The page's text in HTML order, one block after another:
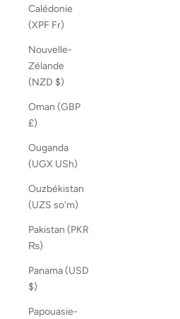
Calédonie
(XPF Fr)
Nouvelle-
Zélande
(NZD $)
Oman (GBP
£)
Ouganda
(UGX USh)
Ouzbékistan
(UZS so'm)
Pakistan (PKR
₨)
Panama (USD
$)
Papouasie-